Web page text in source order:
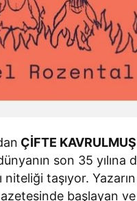
ÇİFTE
son 35 yılına
niteliği taşıyor. Yazarın
başlayan ve